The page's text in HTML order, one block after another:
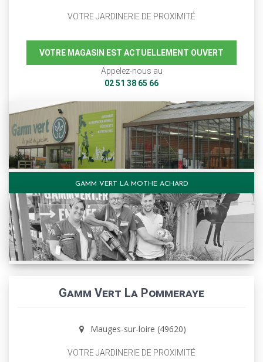
VOTRE JARDINERIE DE PROXIMITÉ
VOTRE MAGASIN EST ACTUELLEMENT OUVERT
Appelez-nous au
02 51 38 65 66
GAMM VERT LA MOTHE ACHARD
Gamm Vert La Pommeraye
Mauges-sur-loire (49620)
VOTRE JARDINERIE DE PROXIMITÉ